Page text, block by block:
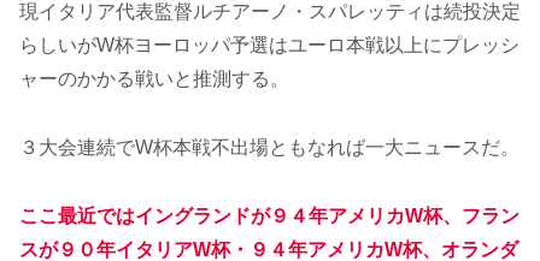
現イタリア代表監督ルチアーノ・スパレッティは続投決定
らしいがW杯ヨーロッパ予選はユーロ本戦以上にプレッシ
ャーのかかる戦いと推測する。
３大会連続でW杯本戦不出場ともなれば一大ニュースだ。
ここ最近ではイングランドが９４年アメリカW杯、フラン
スが９０年イタリアW杯・９４年アメリカW杯、オランダ